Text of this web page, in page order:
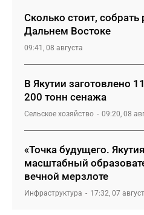
Сколько стоит,
Дальнем Востоке
09:41, 08 августа
В Якутии заготовлено
200 тонн сенажа
Сельское хозяйство 09:20, 08
«Точка будущего.
масштабный
вечной мерзлоте
Инфраструктура 17:32, 07